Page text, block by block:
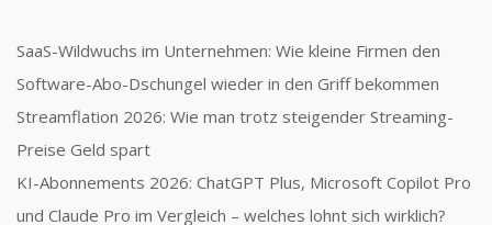
SaaS-Wildwuchs im Unternehmen: Wie kleine Firmen den
Software-Abo-Dschungel wieder in den Griff bekommen
Streamflation 2026: Wie man trotz steigender Streaming-
Preise Geld spart
KI-Abonnements 2026: ChatGPT Plus, Microsoft Copilot Pro
und Claude Pro im Vergleich – welches lohnt sich wirklich?